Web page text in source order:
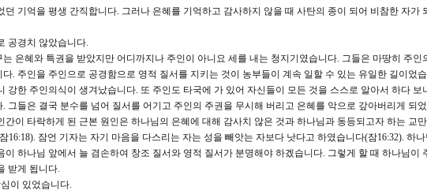
던 기억을 평생 간직합니다. 그러나 은혜를 기억하고 감사하지 않을 때 사탄의 종이 되어 비참한 자가
공경치 않았습니다.
은혜와 특권을 받았지만 어디까지나 주인이 아니요 세를 내는 청지기였습니다. 그들은 마땅히 주인
. 주인을 주인으로 공경함으로 영적 질서를 지키는 것이 농부들이 계속 일할 수 있는 유일한 길이었
강한 주인의식이 생겨났습니다. 또 주인도 타국에 가 있어 자신들이 모든 것을 스스로 알아서 하다 보
그들은 결국 분수를 넘어 질서를 어기고 주인의 주권을 무시해 버리고 은혜를 악으로 갚아버리게 되
간이 타락하게 된 근본 원인은 하나님의 은혜에 대해 감사치 않은 것과 하나님과 동등되고자 하는 교
16:18). 잠언 기자는 자기 마음을 다스리는 자는 성을 빼앗는 자보다 낫다고 하였습니다(잠16:32). 하나
이 하나님 앞에서 늘 겸손하여 창조 질서와 영적 질서가 분명해야 하겠습니다. 그렇게 할 때 하나님이
받게 됩니다.
이 있었습니다.